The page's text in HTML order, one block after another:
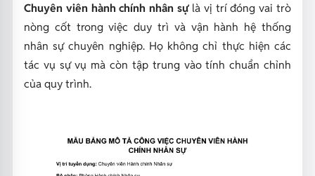
Chuyên viên hành chính nhân sựlà vị trí đóng vai trò
nòng cốt trong việc duy trì và vận hành hệ thống
nhân sự chuyên nghiệp. Họ không chỉ thực hiện các
tác vụ sự vụ mà còn tập trung vào tính chuẩn chỉnh
của quy trình.